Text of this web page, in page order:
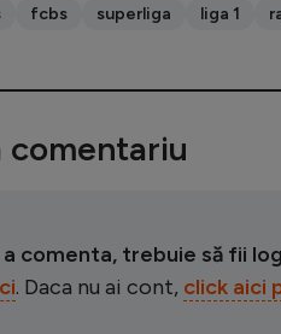
fcbs superliga liga 1
comentariu
comenta, trebuie să fii
. Daca nu ai cont, click aici